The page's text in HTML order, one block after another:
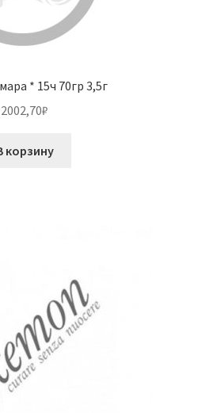
* 15ч 70гр 3,5г
2002,70₽
корзину